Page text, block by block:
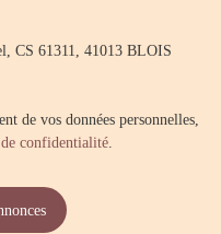
CS 61311, 41013 BLOIS
de vos données personnelles,
confidentialité.